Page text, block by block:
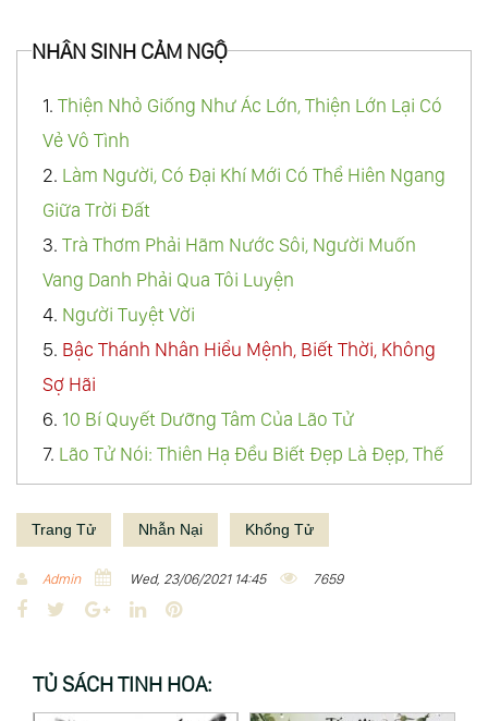
NHÂN SINH CẢM NGỘ
1. Thiện Nhỏ Giống Như Ác Lớn, Thiện Lớn Lại Có
Vẻ Vô Tình
2. Làm Người, Có Đại Khí Mới Có Thể Hiên Ngang
Giữa Trời Đất
3. Trà Thơm Phải Hãm Nước Sôi, Người Muốn
Vang Danh Phải Qua Tôi Luyện
4. Người Tuyệt Vời
5. Bậc Thánh Nhân Hiểu Mệnh, Biết Thời, Không
Sợ Hãi
6. 10 Bí Quyết Dưỡng Tâm Của Lão Tử
7. Lão Tử Nói: Thiên Hạ Đều Biết Đẹp Là Đẹp, Thế
Là Xấu Vậy
8.Muốn Thay Đổi Thế Giới, Trước Tiên Hãy Thay
Bài Học Sâu Sắc Về Đạo Lý Làm Người Từ Vị
Điều Gì?
Trang Tử Nhẫn Nại Khổng Tử
Admin Wed, 23/06/2021 14:45 7659
t
g
k
P
t
TỦ SÁCH TINH HOA: